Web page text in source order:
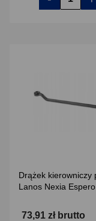
Drążek kierowniczy
Lanos Nexia Espero
73,91 zł brutto